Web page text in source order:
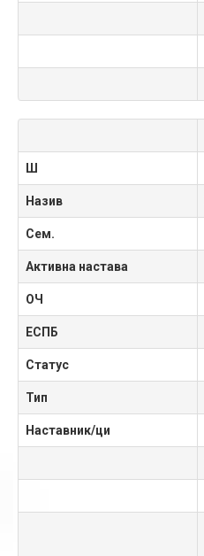
Ш
Назив
Сем.
Активна настава
ОЧ
ЕСПБ
Статус
Тип
Наставник/ци